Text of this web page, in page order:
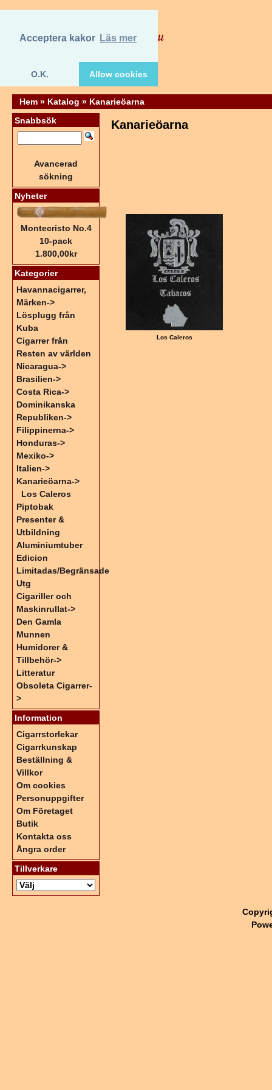
Acceptera kakor Läs mer
O.K. Allow cookies
Hem » Katalog » Kanarieöarna
Kanarieöarna
Los Caleros
Snabbsök
Avancerad
sökning
Nyheter
Montecristo No.4
10-pack
1.800,00kr
Kategorier
Havannacigarrer,
Märken->
Lösplugg från
Kuba
Cigarrer från
Resten av världen
Nicaragua->
Brasilien->
Costa Rica->
Dominikanska
Republiken->
Filippinerna->
Honduras->
Mexiko->
Italien->
Kanarieöarna->
Los Caleros
Piptobak
Presenter &
Utbildning
Aluminiumtuber
Edicion
Limitadas/Begränsade
Utg
Cigariller och
Maskinrullat->
Den Gamla
Munnen
Humidorer &
Tillbehör->
Litteratur
Obsoleta Cigarrer-
>
Information
Cigarrstorlekar
Cigarrkunskap
Beställning &
Villkor
Om cookies
Personuppgifter
Om Företaget
Butik
Kontakta oss
Ångra order
Tillverkare